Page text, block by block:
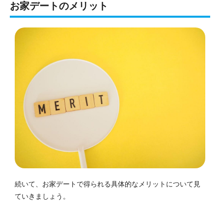
お家デートのメリット
続いて、お家デートで得られる具体的なメリットについて見
ていきましょう。